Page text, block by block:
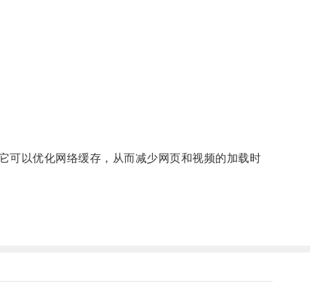
以优化网络缓存，从而减少网页和视频的加载时